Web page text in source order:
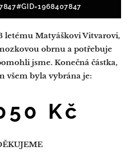
letému Matyáškovi Vitvarovi,
obrnu a potřebuje
jsme. Konečná částka,
všem byla vybrána je:
Kč